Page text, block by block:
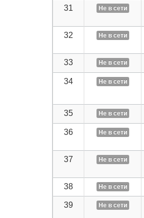
31 Не в сети
32 Не в сети
33 Не в сети
34 Не в сети
35 Не в сети
36 Не в сети
37 Не в сети
38 Не в сети
39 Не в сети